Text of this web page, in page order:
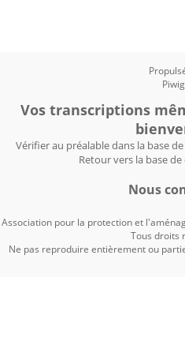
Vos transcriptions
Vérifier au préalable dans la base
Retour vers la base
Nous
Association pour la protection et
Tous droits
Ne pas reproduire entièrement ou